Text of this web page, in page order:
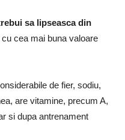
sa lipseasca din
cea mai buna valoare
de fier, sodiu,
are vitamine, precum A,
si dupa antrenament